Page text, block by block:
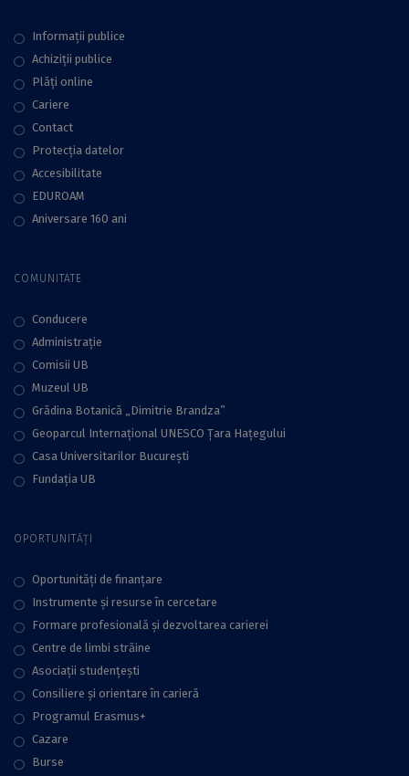
Informații publice
Achiziții publice
Plăţi online
Cariere
Contact
Protecţia datelor
Accesibilitate
EDUROAM
Aniversare 160 ani
COMUNITATE
Conducere
Administraţie
Comisii UB
Muzeul UB
Grădina Botanică „Dimitrie Brandza”
Geoparcul Internațional UNESCO Țara Hațegului
Casa Universitarilor București
Fundaţia UB
OPORTUNITĂȚI
Oportunități de finanțare
Instrumente și resurse în cercetare
Formare profesională și dezvoltarea carierei
Centre de limbi străine
Asociații studențești
Consiliere şi orientare în carieră
Programul Erasmus+
Cazare
Burse